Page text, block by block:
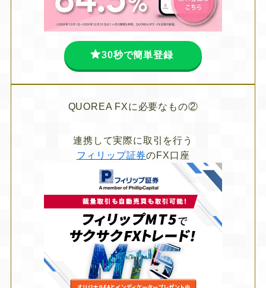
30秒で簡単登録
QUOREA FXに必要なもの②
連携して実際に取引を行う
フィリップ証券のFX口座